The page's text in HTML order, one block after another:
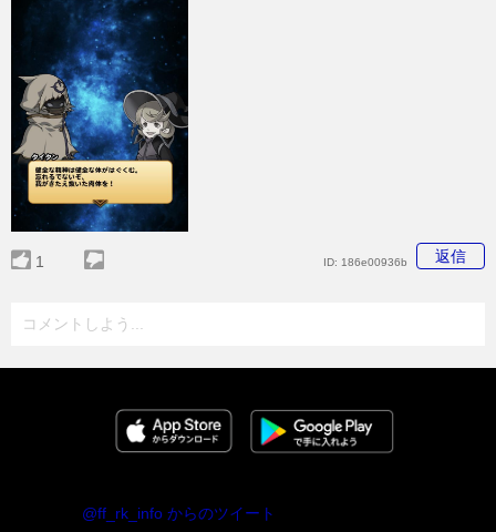
1 返信
ID: 186e00936b
コメントしよう...
@ff_rk_info からのツイート